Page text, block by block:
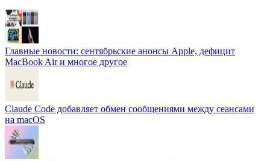
Главные новости: сентябрьские анонсы Apple, дефицит
MacBook Air и многое другое
Claude Code добавляет обмен сообщениями между сеансами
на macOS